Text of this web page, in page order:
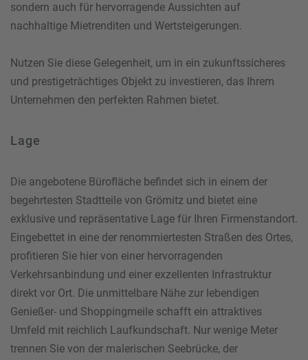
sondern auch für hervorragende Aussichten auf
nachhaltige Mietrenditen und Wertsteigerungen.
Nutzen Sie diese Gelegenheit, um in ein zukunftssicheres
und prestigeträchtiges Objekt zu investieren, das Ihrem
Unternehmen den perfekten Rahmen bietet.
Lage
Die angebotene Bürofläche befindet sich in einem der
begehrtesten Stadtteile von Grömitz und bietet eine
exklusive und repräsentative Lage für Ihren Firmenstandort.
Eingebettet in eine der renommiertesten Straßen des Ortes,
profitieren Sie hier von einer hervorragenden
Verkehrsanbindung und einer exzellenten Infrastruktur
direkt vor Ort. Die unmittelbare Nähe zur lebendigen
Genießer- und Shoppingmeile schafft ein attraktives
Umfeld mit reichlich Laufkundschaft. Nur wenige Meter
trennen Sie von der malerischen Seebrücke, der